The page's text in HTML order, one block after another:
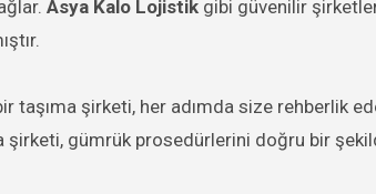
Asya Kalo Lojistik gibi güvenilir
taşıma şirketi, her adımda size rehberlik
şirketi, gümrük prosedürlerini doğru bir